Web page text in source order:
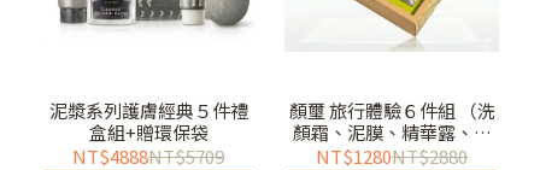
泥漿系列護膚經典５件禮
盒組+贈環保袋
NT$4888NT$5709
顏璽 旅行體驗６件組 （洗
顏霜、泥膜、精華露、精
華液、水凝霜、精華霜)
NT$1280NT$2880